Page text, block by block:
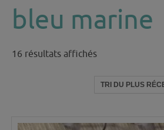
bleu marine
16 résultats affichésTrié
plus
plus